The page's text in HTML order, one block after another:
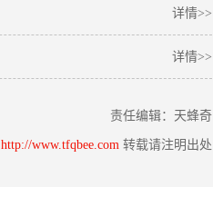
详情>>
详情>>
责任编辑：天蜂奇
http://www.tfqbee.com 转载请注明出处